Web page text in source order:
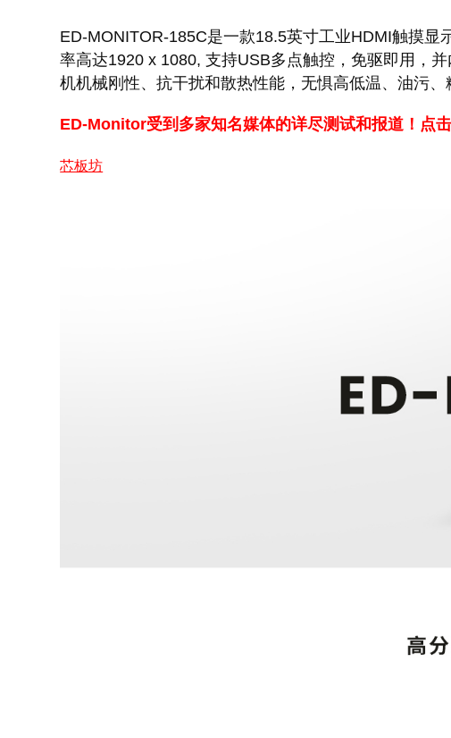
ED-MONITOR-185C是一款18.5英寸工业HDMI触摸
率高达1920 x 1080, 支持USB多点触控，免驱即用，
机机械刚性、抗干扰和散热性能，无惧高低温、油污
ED-Monitor受到多家知名媒体的详尽测试和报道！点
芯板坊